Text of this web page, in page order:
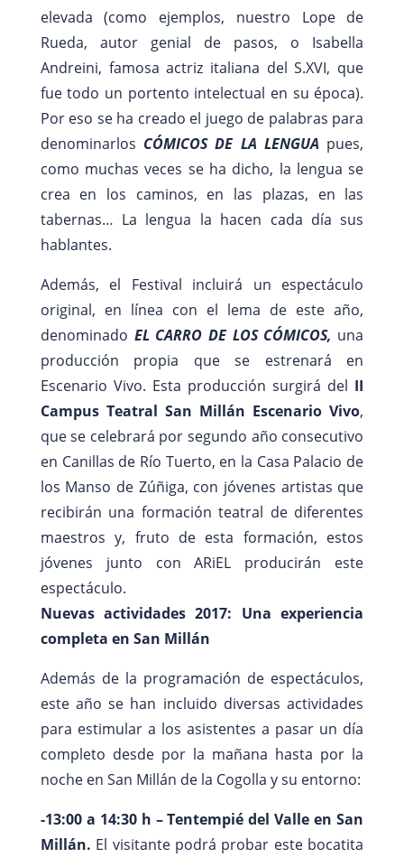
elevada (como ejemplos, nuestro Lope de
Rueda, autor genial de pasos, o Isabella
Andreini, famosa actriz italiana del S.XVI, que
fue todo un portento intelectual en su época).
Por eso se ha creado el juego de palabras para
denominarlos CÓMICOS DE LA LENGUA pues,
como muchas veces se ha dicho, la lengua se
crea en los caminos, en las plazas, en las
tabernas… La lengua la hacen cada día sus
hablantes.
Además, el Festival incluirá un espectáculo
original, en línea con el lema de este año,
denominado EL CARRO DE LOS CÓMICOS, una
producción propia que se estrenará en
Escenario Vivo. Esta producción surgirá del II
Campus Teatral San Millán Escenario Vivo,
que se celebrará por segundo año consecutivo
en Canillas de Río Tuerto, en la Casa Palacio de
los Manso de Zúñiga, con jóvenes artistas que
recibirán una formación teatral de diferentes
maestros y, fruto de esta formación, estos
jóvenes junto con ARiEL producirán este
espectáculo.
Nuevas actividades 2017: Una experiencia
completa en San Millán
Además de la programación de espectáculos,
este año se han incluido diversas actividades
para estimular a los asistentes a pasar un día
completo desde por la mañana hasta por la
noche en San Millán de la Cogolla y su entorno:
-13:00 a 14:30 h – Tentempié del Valle en San
Millán. El visitante podrá probar este bocatita